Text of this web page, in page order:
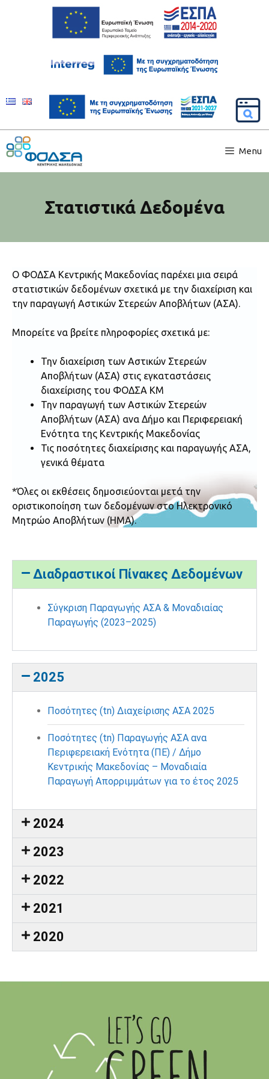
Menu
Στατιστικά Δεδομένα
Ο ΦΟΔΣΑ Κεντρικής Μακεδονίας παρέχει μια σειρά
στατιστικών δεδομένων σχετικά με την διαχείριση και
την παραγωγή Αστικών Στερεών Αποβλήτων (ΑΣΑ).
Μπορείτε να βρείτε πληροφορίες σχετικά με:
Την διαχείριση των Αστικών Στερεών
Αποβλήτων (ΑΣΑ) στις εγκαταστάσεις
διαχείρισης του ΦΟΔΣΑ ΚΜ
Την παραγωγή των Αστικών Στερεών
Αποβλήτων (ΑΣΑ) ανα Δήμο και Περιφερειακή
Ενότητα της Κεντρικής Μακεδονίας
Τις ποσότητες διαχείρισης και παραγωγής ΑΣΑ,
γενικά θέματα
*Όλες οι εκθέσεις δημοσιεύονται μετά την
οριστικοποίηση των δεδομένων στο Ηλεκτρονικό
Μητρώο Αποβλήτων (ΗΜΑ).
Διαδραστικοί Πίνακες Δεδομένων
Σύγκριση Παραγωγής ΑΣΑ & Μοναδιαίας
Παραγωγής (2023–2025)
2025
Ποσότητες (tn) Διαχείρισης ΑΣΑ 2025
Ποσότητες (tn) Παραγωγής ΑΣΑ ανα
Περιφερειακή Ενότητα (ΠΕ) / Δήμο
Κεντρικής Μακεδονίας – Μοναδιαία
Παραγωγή Απορριμμάτων για το έτος 2025
2024
2023
2022
2021
2020